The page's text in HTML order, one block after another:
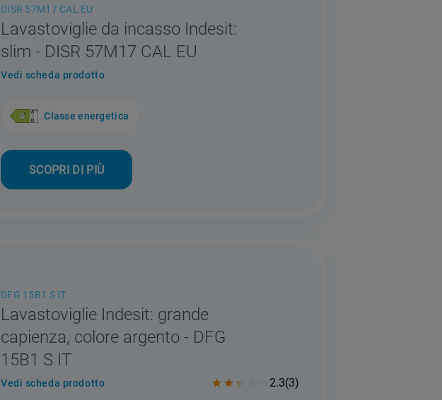
DISR 57M17 CAL EU
Lavastoviglie da incasso Indesit:
slim - DISR 57M17 CAL EU
Vedi scheda prodotto
Classe energetica
SCOPRI DI PIÙ
DFG 15B1 S IT
Lavastoviglie Indesit: grande
capienza, colore argento - DFG
15B1 S IT
Vedi scheda prodotto 2.3(3)